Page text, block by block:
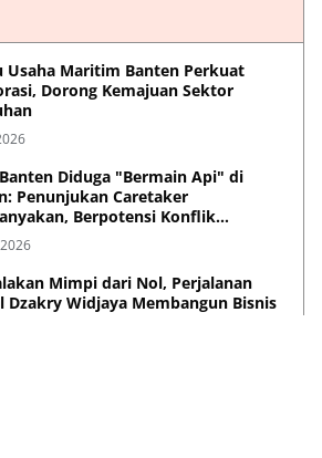
Usaha Maritim Banten Perkuat
Dorong Kemajuan Sektor
Diduga "Bermain Api" di
Penunjukan Caretaker
Berpotensi Konflik
Mimpi dari Nol, Perjalanan
Dzakry Widjaya Membangun Bisnis